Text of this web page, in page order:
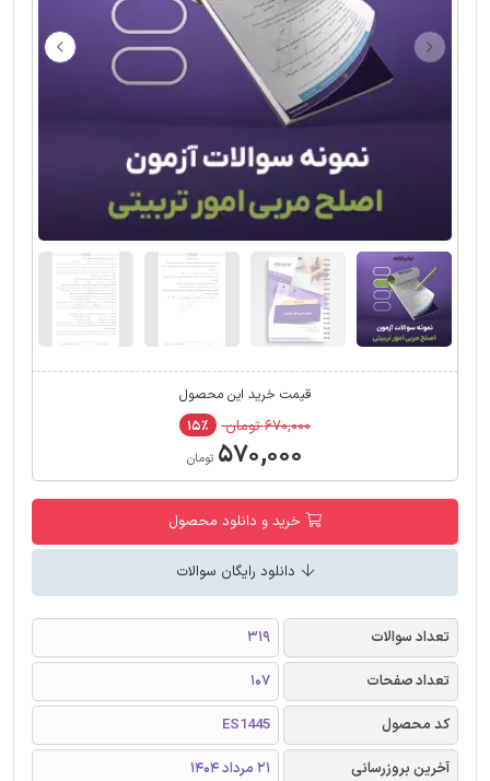
قیمت خرید این محصول
۶۷۰,۰۰۰ تومان ۱۵٪
۵۷۰,۰۰۰ تومان
خرید و دانلود محصول
دانلود رایگان سوالات
تعداد سوالات
319
تعداد صفحات
107
کد محصول
ES1445
آخرین بروزرسانی
21 مرداد 1404